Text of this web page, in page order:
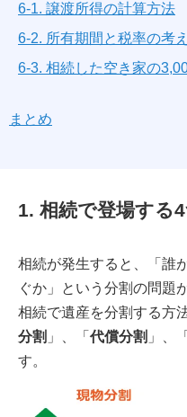
6-1. 譲渡所得の計算方法
6-2. 所有期間と税率の考
6-3. 相続した空き家の
まとめ
1. 相続で登場する
相続が発生すると、「誰
ぐか」という分割の問題
相続で遺産を分割する方
分割 」、「 代償分割 」、「
す。